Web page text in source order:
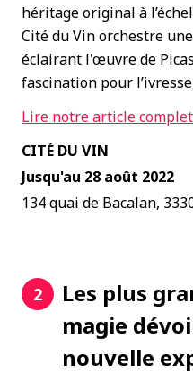
héritage original à
Cité du Vin orchestre
éclairant l'œuvre de
fascination pour
Lire notre article
CITÉ DU VIN
Jusqu'au 28 août 2022
134 quai de Bacalan,
2
Les plus
magie
nouvelle